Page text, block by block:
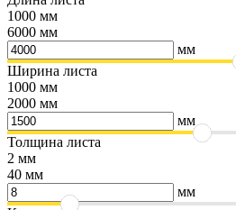
1000 мм
6000 мм
мм
Ширина листа
1000 мм
2000 мм
мм
Толщина листа
2 мм
40 мм
мм